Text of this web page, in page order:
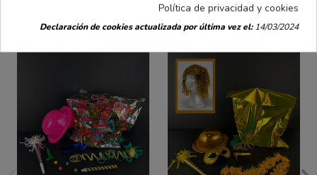
16 productos en la misma categoría:Política de privacidad y cookies
Declaración de cookies actualizada por última vez el:14/03/2024